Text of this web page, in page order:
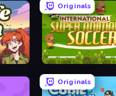
Wildlife Haven: Sandbox Safari
Originals
Originals